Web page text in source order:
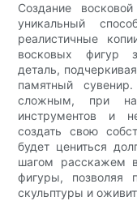
Создание
уникальный
реалистичные
восковых фигур
деталь,
памятный
сложным, при
инструментов и
создать свою
будет цениться
шагом расскажем
фигуры, позволяя
скульптуры и